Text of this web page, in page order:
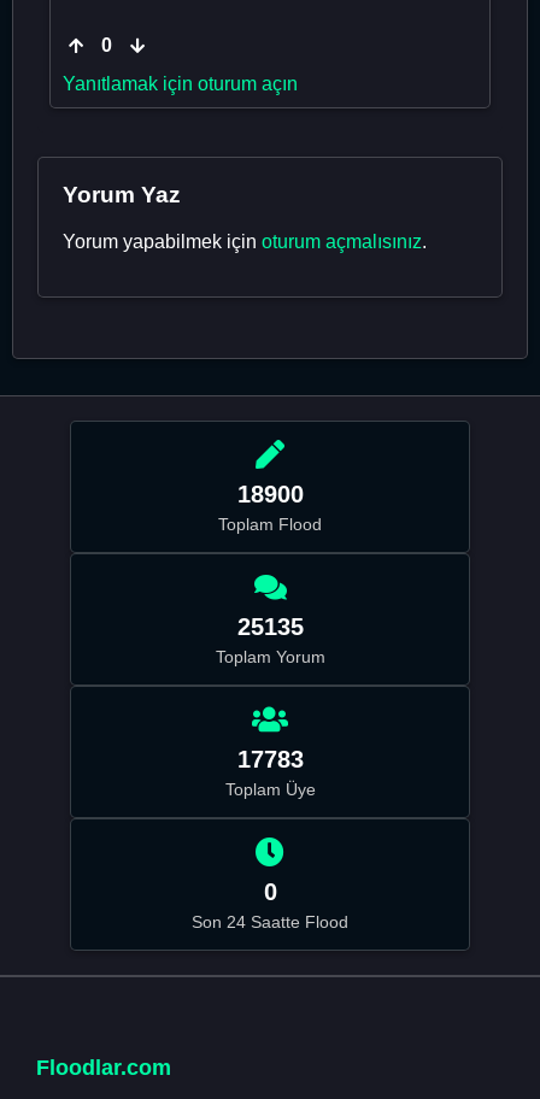
0
Yanıtlamak için oturum açın
Yorum Yaz
Yorum yapabilmek için oturum açmalısınız.
18900
Toplam Flood
25135
Toplam Yorum
17783
Toplam Üye
0
Son 24 Saatte Flood
Floodlar.com